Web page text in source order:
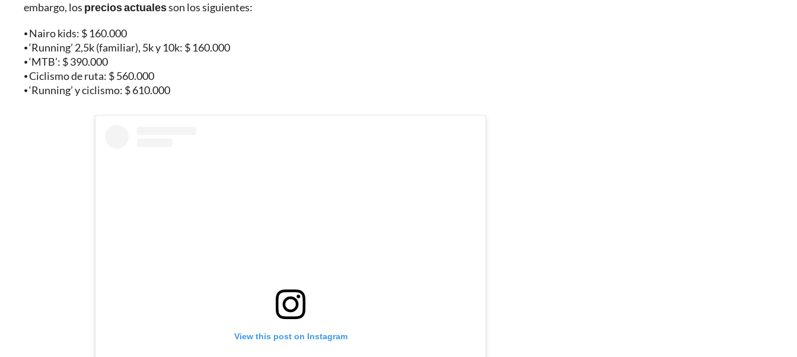
embargo, los precios actualesson los siguientes:
⦁ Nairo kids: $ 160.000
⦁ ‘Running’ 2,5k (familiar), 5k y 10k: $ 160.000
⦁ ‘MTB’: $ 390.000
⦁ Ciclismo de ruta: $ 560.000
⦁ ‘Running’ y ciclismo: $ 610.000
View this post on Instagram